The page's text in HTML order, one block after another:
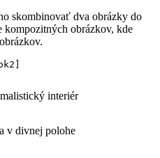
skombinovať dva obrázky do
kompozitných obrázkov, kde
interiér
v divnej polohe